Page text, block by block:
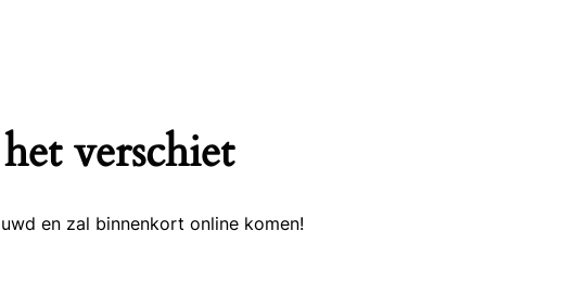
verschiet
en zal binnenkort online komen!